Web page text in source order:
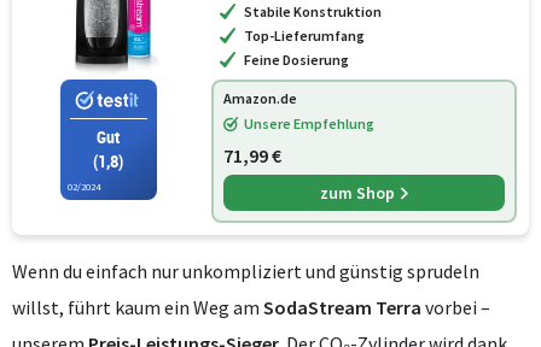
Gut
(1,8)
02/2024
Stabile Konstruktion
Top-Lieferumfang
Feine Dosierung
Amazon.de
Unsere Empfehlung
71,99 €
zum Shop
Wenn du einfach nur unkompliziert und günstig sprudeln
willst, führt kaum ein Weg am SodaStream Terra vorbei –